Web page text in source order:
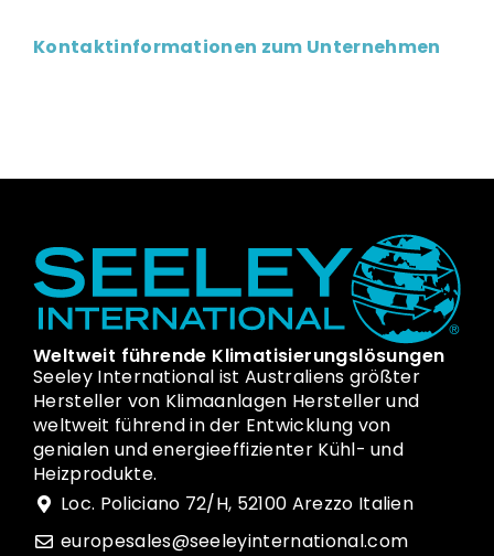
Kontaktinformationen zum Unternehmen
Weltweit führende Klimatisierungslösungen
Seeley International ist Australiens größter
Hersteller von Klimaanlagen Hersteller und
weltweit führend in der Entwicklung von
genialen und energieeffizienter Kühl- und
Heizprodukte.
Loc. Policiano 72/H, 52100 Arezzo Italien
europesales@seeleyinternational.com